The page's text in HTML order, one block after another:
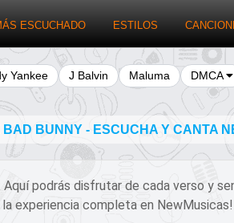
ESCUCHADO ESTILOS
Yankee J Balvin Maluma DMCA
BUNNY - ESCUCHA Y CANTA
Aquí podrás disfrutar de cada verso y
experiencia completa en